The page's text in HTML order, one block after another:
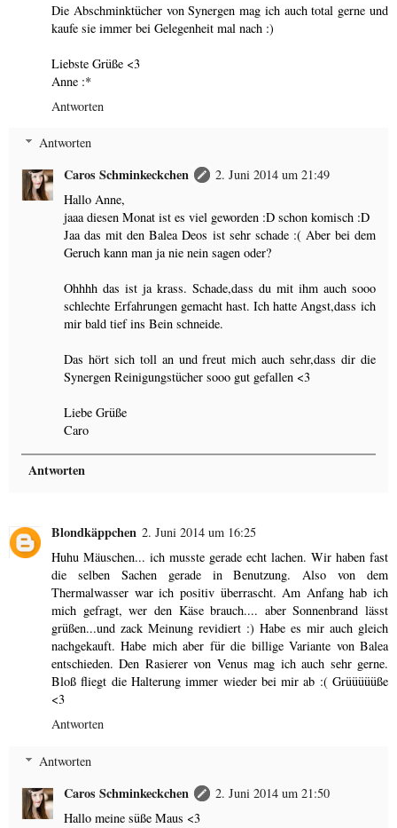
Die Abschminktücher von Synergen mag ich auch total gerne und
kaufe sie immer bei Gelegenheit mal nach :)
Liebste Grüße <3
Anne :*
Antworten
Antworten
Caros Schminkeckchen
2. Juni 2014 um 21:49
Hallo Anne,
jaaa diesen Monat ist es viel geworden :D schon komisch :D
Jaa das mit den Balea Deos ist sehr schade :( Aber bei dem
Geruch kann man ja nie nein sagen oder?
Ohhhh das ist ja krass. Schade,dass du mit ihm auch sooo
schlechte Erfahrungen gemacht hast. Ich hatte Angst,dass ich
mir bald tief ins Bein schneide.
Das hört sich toll an und freut mich auch sehr,dass dir die
Synergen Reinigungstücher sooo gut gefallen <3
Liebe Grüße
Caro
Antworten
Blondkäppchen 2. Juni 2014 um 16:25
Huhu Mäuschen... ich musste gerade echt lachen. Wir haben fast
die selben Sachen gerade in Benutzung. Also von dem
Thermalwasser war ich positiv überrascht. Am Anfang hab ich
mich gefragt, wer den Käse brauch.... aber Sonnenbrand lässt
grüßen...und zack Meinung revidiert :) Habe es mir auch gleich
nachgekauft. Habe mich aber für die billige Variante von Balea
entschieden. Den Rasierer von Venus mag ich auch sehr gerne.
Bloß fliegt die Halterung immer wieder bei mir ab :( Grüüüüüße
<3
Antworten
Antworten
Caros Schminkeckchen
2. Juni 2014 um 21:50
Hallo meine süße Maus <3